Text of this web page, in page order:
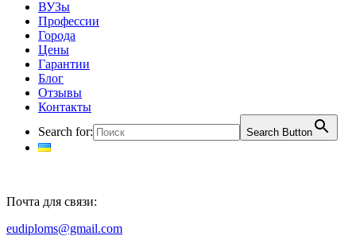
ВУЗы
Профессии
Города
Цены
Гарантии
Блог
Отзывы
Контакты
Search for:
Search Button
Почта для связи:
eudiploms@gmail.com